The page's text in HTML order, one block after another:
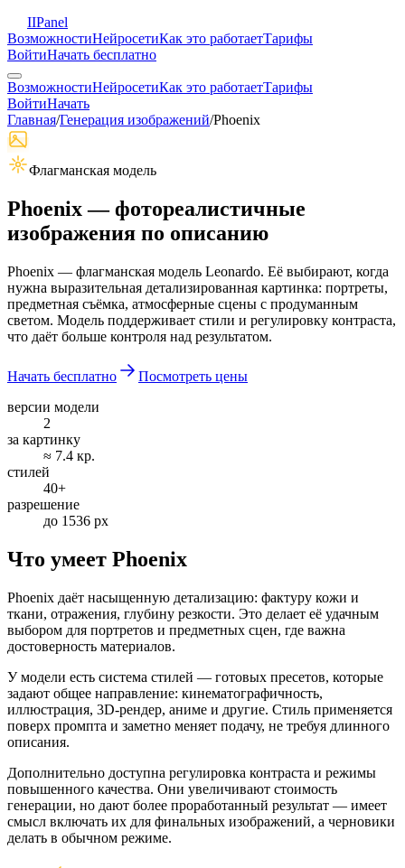
IIPanel
ВозможностиНейросетиКак это работаетТарифы
ВойтиНачать бесплатно
ВозможностиНейросетиКак это работаетТарифы
ВойтиНачать
Главная/Генерация изображений/Phoenix
Флагманская модель
Phoenix — фотореалистичные
изображения по описанию
Phoenix — флагманская модель Leonardo. Её выбирают, когда
нужна выразительная детализированная картинка: портреты,
предметная съёмка, атмосферные сцены с продуманным
светом. Модель поддерживает стили и регулировку контраста,
что даёт больше контроля над результатом.
Начать бесплатно
Посмотреть цены
версии модели
2
за картинку
≈ 7.4 кр.
стилей
40+
разрешение
до 1536 px
Что умеет Phoenix
Phoenix даёт насыщенную детализацию: фактуру кожи и
ткани, отражения, глубину резкости. Это делает её удачным
выбором для портретов и предметных сцен, где важна
достоверность материалов.
У модели есть система стилей — готовых пресетов, которые
задают общее направление: кинематографичность,
иллюстрация, 3D-рендер, аниме и другие. Стиль применяется
поверх промпта и заметно меняет подачу, не требуя длинного
описания.
Дополнительно доступна регулировка контраста и режимы
повышенного качества. Они увеличивают стоимость
генерации, но дают более проработанный результат — имеет
смысл включать их для финальных изображений, а черновики
делать в обычном режиме.